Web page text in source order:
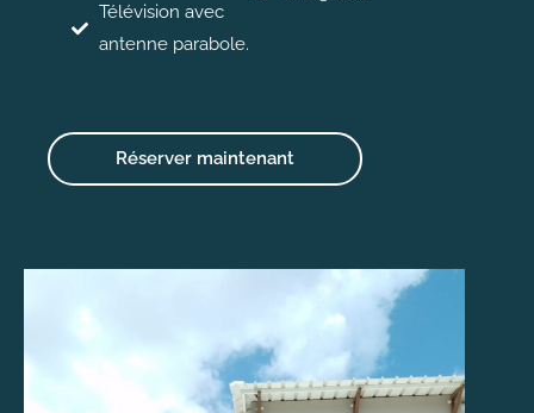
Télévision avec
antenne parabole.
Réserver maintenant